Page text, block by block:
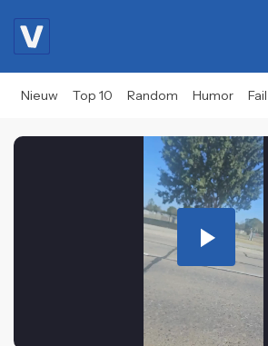
Nieuw Top 10 Random Humor Fail
Play
Video